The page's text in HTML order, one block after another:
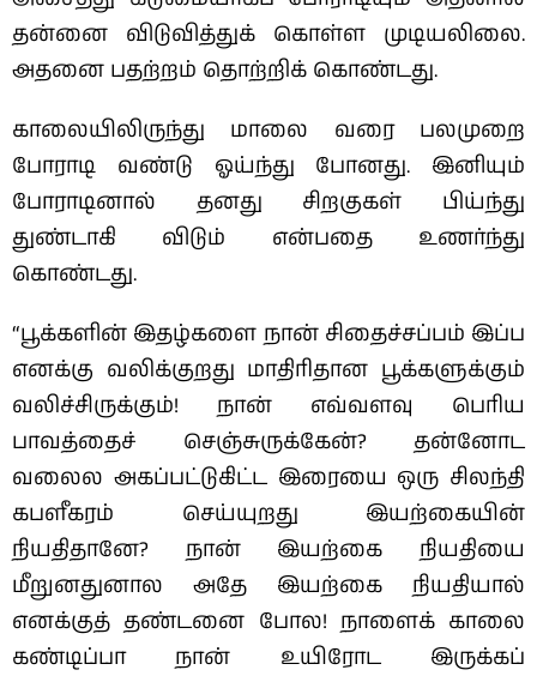
தன்னை விடுவித்துக் கொள்ள முடியலிலை.
அதனை பதற்றம் தொற்றிக் கொண்டது.
காலையிலிருந்து மாலை வரை பலமுறை
போராடி வண்டு ஓய்ந்து போனது. இனியும்
போராடினால் தனது சிறகுகள் பிய்ந்து
துண்டாகி விடும் என்பதை உணர்ந்து
கொண்டது.
“பூக்களின் இதழ்களை நான் சிதைச்சப்பம் இப்ப
எனக்கு வலிக்குறது மாதிரிதான பூக்களுக்கும்
வலிச்சிருக்கும்! நான் எவ்வளவு பெரிய
பாவத்தைச் செஞ்சுருக்கேன்? தன்னோட
வலைல அகப்பட்டுகிட்ட இரையை ஒரு சிலந்தி
கபளீகரம் செய்யுறது இயற்கையின்
நியதிதானே? நான் இயற்கை நியதியை
மீறுனதுனால அதே இயற்கை நியதியால்
எனக்குத் தண்டனை போல! நாளைக் காலை
கண்டிப்பா நான் உயிரோட இருக்கப்